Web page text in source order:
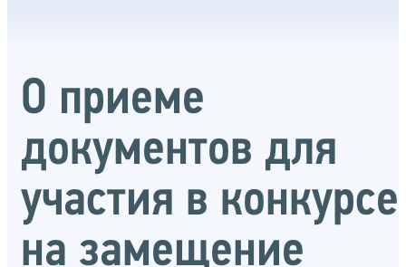
О приеме
документов для
участия в конкурсе
на замещение